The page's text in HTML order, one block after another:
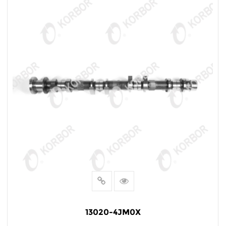
13020-4JM0X